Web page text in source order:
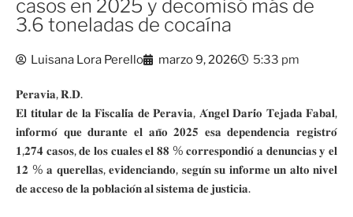
casos en 2025 y decomisó más de
3.6 toneladas de cocaína
Luisana Lora Perello marzo 9, 2026 5:33 pm
𝐏𝐞𝐫𝐚𝐯𝐢𝐚, 𝐑.𝐃.
𝐄𝐥 𝐭𝐢𝐭𝐮𝐥𝐚𝐫 𝐝𝐞 𝐥𝐚 𝐅𝐢𝐬𝐜𝐚𝐥𝐢́𝐚 𝐝𝐞 𝐏𝐞𝐫𝐚𝐯𝐢𝐚, 𝐀́𝐧𝐠𝐞𝐥 𝐃𝐚𝐫𝐢́𝐨 𝐓𝐞𝐣𝐚𝐝𝐚 𝐅𝐚𝐛𝐚𝐥,
𝐢𝐧𝐟𝐨𝐫𝐦𝐨́ 𝐪𝐮𝐞 𝐝𝐮𝐫𝐚𝐧𝐭𝐞 𝐞𝐥 𝐚𝐧̃𝐨 𝟐𝟎𝟐𝟓 𝐞𝐬𝐚 𝐝𝐞𝐩𝐞𝐧𝐝𝐞𝐧𝐜𝐢𝐚 𝐫𝐞𝐠𝐢𝐬𝐭𝐫𝐨́
𝟏,𝟐𝟕𝟒 𝐜𝐚𝐬𝐨𝐬, 𝐝𝐞 𝐥𝐨𝐬 𝐜𝐮𝐚𝐥𝐞𝐬 𝐞𝐥 𝟖𝟖 % 𝐜𝐨𝐫𝐫𝐞𝐬𝐩𝐨𝐧𝐝𝐢𝐨́ 𝐚 𝐝𝐞𝐧𝐮𝐧𝐜𝐢𝐚𝐬 𝐲 𝐞𝐥
𝟏𝟐 % 𝐚 𝐪𝐮𝐞𝐫𝐞𝐥𝐥𝐚𝐬, 𝐞𝐯𝐢𝐝𝐞𝐧𝐜𝐢𝐚𝐧𝐝𝐨, 𝐬𝐞𝐠𝐮́𝐧 𝐬𝐮 𝐢𝐧𝐟𝐨𝐫𝐦𝐞 𝐮𝐧 𝐚𝐥𝐭𝐨 𝐧𝐢𝐯𝐞𝐥
𝐝𝐞 𝐚𝐜𝐜𝐞𝐬𝐨 𝐝𝐞 𝐥𝐚 𝐩𝐨𝐛𝐥𝐚𝐜𝐢𝐨́𝐧 𝐚𝐥 𝐬𝐢𝐬𝐭𝐞𝐦𝐚 𝐝𝐞 𝐣𝐮𝐬𝐭𝐢𝐜𝐢𝐚.